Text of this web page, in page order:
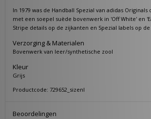
In 1979 was de Handball Spezial van adidas
met een soepel suède bovenwerk in 'Off White' en
Stripe details op de zijkanten en Spezial labels op de
Verzorging & Materialen
Bovenwerk van leer/synthetische zool
Kleur
Grijs
Productcode: 729652_sizenl
Beoordelingen